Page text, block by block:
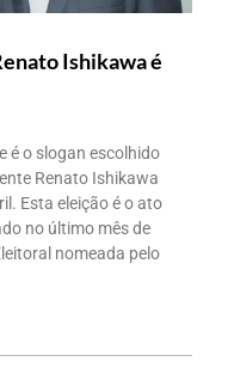
Ishikawa é
é o slogan escolhido
Renato Ishikawa
Esta eleição é o ato
no último mês de
nomeada pelo